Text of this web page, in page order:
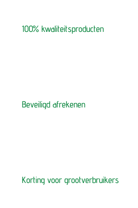
100% kwaliteitsproducten
Beveiligd afrekenen
Korting voor grootverbruikers